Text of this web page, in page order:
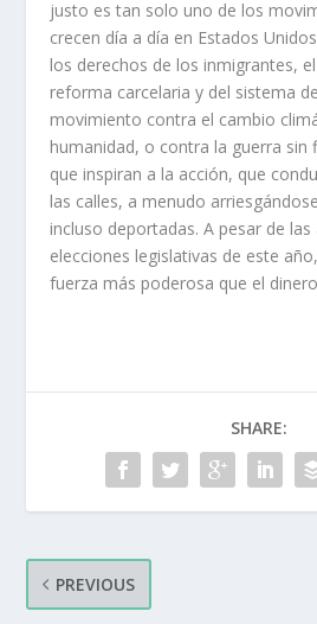
justo es tan solo uno de los
crecen día a día en Estados
los derechos de los inmigrantes,
reforma carcelaria y del sistema
movimiento contra el cambio
humanidad, o contra la guerra
que inspiran a la acción, que
las calles, a menudo
incluso deportadas. A pesar de
elecciones legislativas de este
fuerza más poderosa que el
SHARE:
PREVIOUS